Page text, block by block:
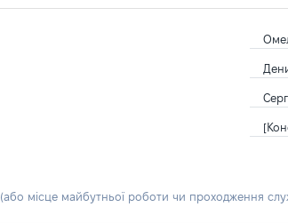
(або місце майбутньої роботи чи проходження